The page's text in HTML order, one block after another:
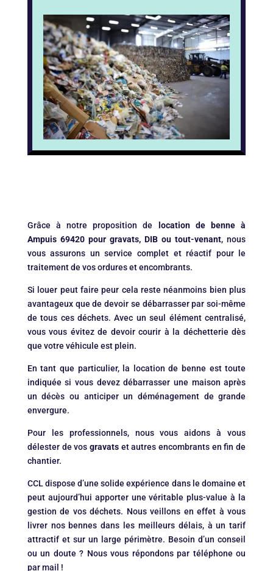
Grâce à notre proposition de location de benne à
Ampuis 69420 pour gravats, DIB ou tout-venant, nous
vous assurons un service complet et réactif pour le
traitement de vos ordures et encombrants.
Si louer peut faire peur cela reste néanmoins bien plus
avantageux que de devoir se débarrasser par soi-même
de tous ces déchets. Avec un seul élément centralisé,
vous vous évitez de devoir courir à la déchetterie dès
que votre véhicule est plein.
En tant que particulier, la location de benne est toute
indiquée si vous devez débarrasser une maison après
un décès ou anticiper un déménagement de grande
envergure.
Pour les professionnels, nous vous aidons à vous
délester de vos gravatset autres encombrants en fin de
chantier.
CCL dispose d’une solide expérience dans le domaine et
peut aujourd’hui apporter une véritable plus-value à la
gestion de vos déchets. Nous veillons en effet à vous
livrer nos bennes dans les meilleurs délais, à un tarif
attractif et sur un large périmètre. Besoin d’un conseil
ou un doute ? Nous vous répondons par téléphone ou
par mail !